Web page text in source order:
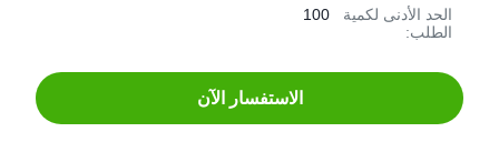
الحد الأدنى لكمية
الطلب:
100
الاستفسار الآن